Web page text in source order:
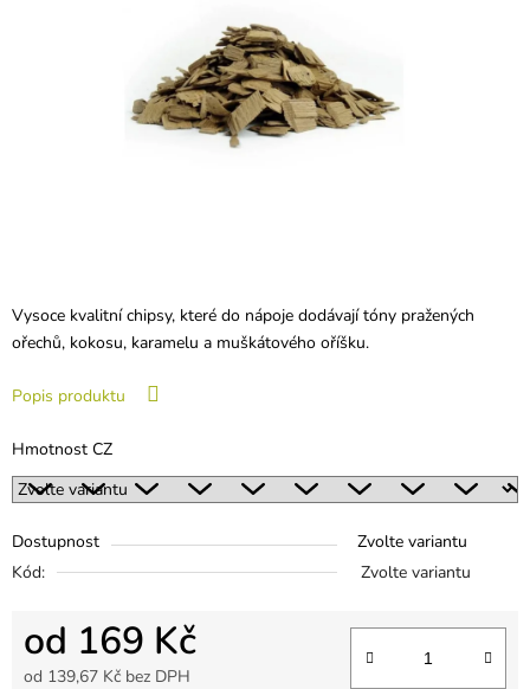
Vysoce kvalitní chipsy, které do nápoje dodávají tóny pražených
ořechů, kokosu, karamelu a muškátového oříšku.
Popis produktu
Hmotnost CZ
Dostupnost
Zvolte variantu
Kód:
Zvolte variantu
od 169 Kč
od 139,67 Kč bez DPH